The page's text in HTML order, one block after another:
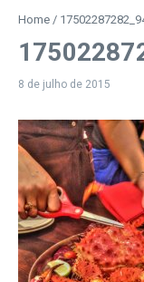
Home /
8 de julho de 2015